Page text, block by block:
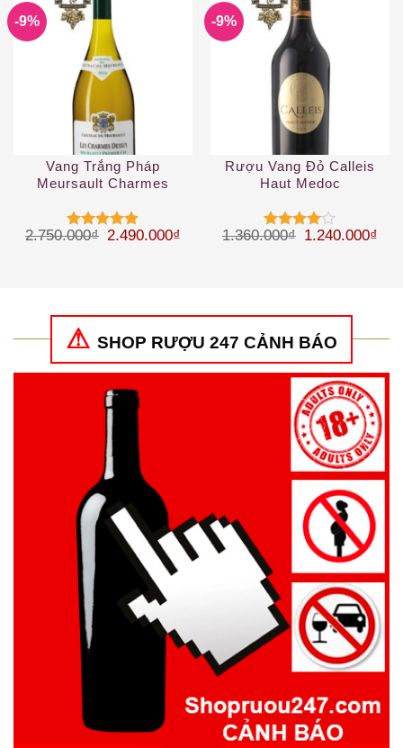
-9%
Vang Trắng Pháp
Meursault Charmes
Được xếp
2.750.000₫ Giá gốc là: 2.750.000₫.
2.490.000₫ Giá hiện tại là: 2.490.000₫.
-9%
Rượu Vang Đỏ Calleis
Haut Medoc
Được
1.360.000₫ Giá gốc là:
1.240.000₫
SHOP RƯỢU 247 CẢNH BÁO